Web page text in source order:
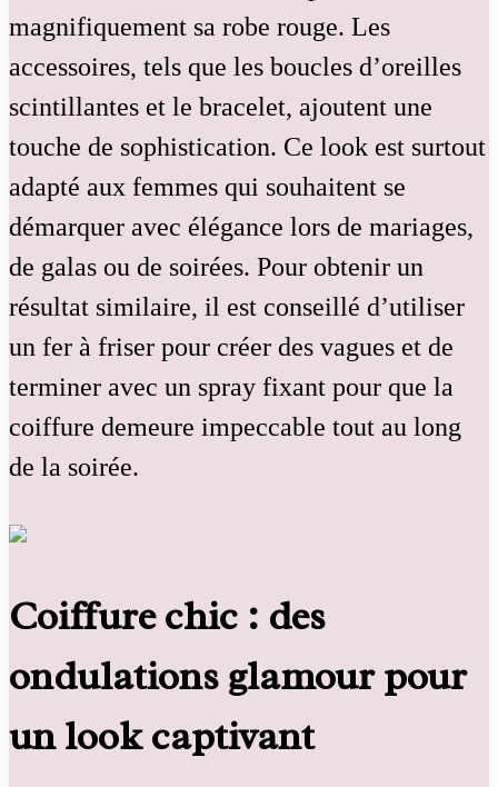
magnifiquement sa robe rouge. Les
accessoires, tels que les boucles d’oreilles
scintillantes et le bracelet, ajoutent une
touche de sophistication. Ce look est surtout
adapté aux femmes qui souhaitent se
démarquer avec élégance lors de mariages,
de galas ou de soirées. Pour obtenir un
résultat similaire, il est conseillé d’utiliser
un fer à friser pour créer des vagues et de
terminer avec un spray fixant pour que la
coiffure demeure impeccable tout au long
de la soirée.
Coiffure chic : des
ondulations glamour pour
un look captivant